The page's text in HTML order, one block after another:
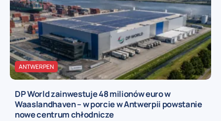
ANTWERPEN
DP World zainwestuje 48 milionów euro w
Waaslandhaven – w porcie w Antwerpii powstanie
nowe centrum chłodnicze